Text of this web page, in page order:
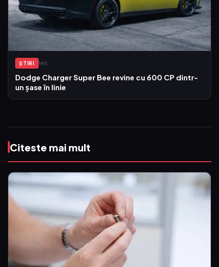
ŞTIRI Ieri
Dodge Charger Super Bee revine cu 600 CP dintr-
un șase în linie
Citeste mai mult